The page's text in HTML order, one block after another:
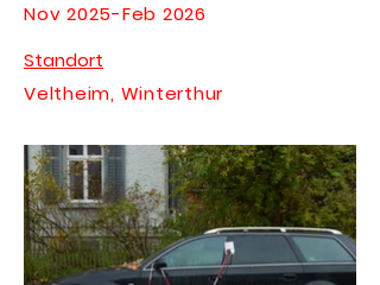
Nov 2025-Feb 2026
Standort
Veltheim, Winterthur